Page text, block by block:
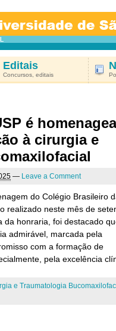
Editais
Concursos, editais
é
à cirurgia e
— Leave a Comment
do Colégio Brasileiro
realizado neste mês de
da honraria, foi destacado
admirável, marcada pela
com a formação de
pela excelência
e Traumatologia